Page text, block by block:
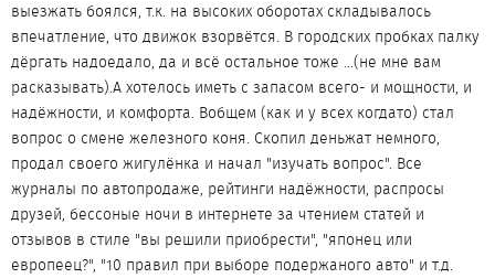
выезжать боялся, т.к. на высоких оборотах складывалось
впечатление, что движок взорвётся. В городских пробках палку
дёргать надоедало, да и всё остальное тоже ...(не мне вам
расказывать).А хотелось иметь с запасом всего- и мощности, и
надёжности, и комфорта. Вобщем (как и у всех когдато) стал
вопрос о смене железного коня. Скопил деньжат немного,
продал своего жигулёнка и начал "изучать вопрос". Все
журналы по автопродаже, рейтинги надёжности, распросы
друзей, бессоные ночи в интернете за чтением статей и
отзывов в стиле "вы решили приобрести", "японец или
европеец?", "10 правил при выборе подержаного авто" и т.д.